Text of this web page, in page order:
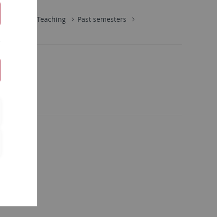
Teaching
Past semesters